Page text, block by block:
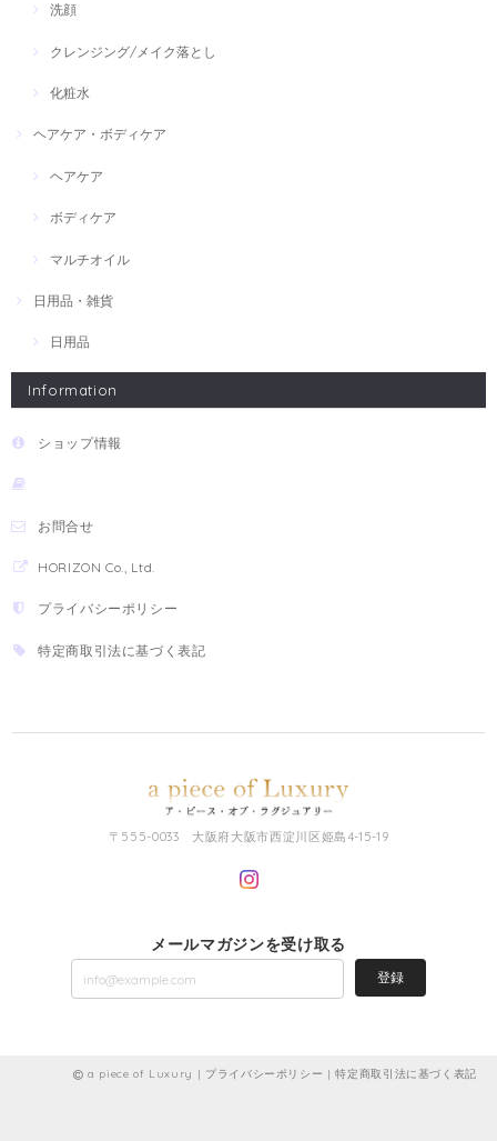
洗顔
クレンジング/メイク落とし
化粧水
ヘアケア・ボディケア
ヘアケア
ボディケア
マルチオイル
日用品・雑貨
日用品
Information
ショップ情報
お問合せ
HORIZON Co., Ltd.
プライバシーポリシー
特定商取引法に基づく表記
〒555-0033 大阪府大阪市西淀川区姫島4-15-19
メールマガジンを受け取る
登録
a piece of Luxury | プライバシーポリシー |特定商取引法に基づく表記